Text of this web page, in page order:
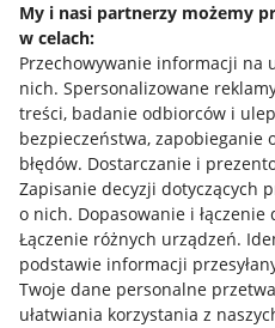
My i nasi partnerzy możemy
w celach:
Przechowywanie informacji na
nich. Spersonalizowane
treści, badanie odbiorców i
bezpieczeństwa, zapobieganie
błędów. Dostarczanie i
Zapisanie decyzji dotyczących
o nich. Dopasowanie i
Łączenie różnych urządzeń.
podstawie informacji
Twoje dane personalne
ułatwiania korzystania z
Mapa miejscowości
Informacje prawne
Regulamin
Polityka plików "cookies"
Ustawienia plików "cookies"
Udostępnianie lokalizacji
Informacje dla Aktu o Usługach